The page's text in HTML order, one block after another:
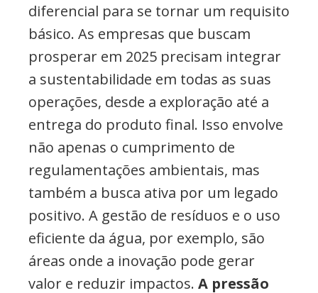
diferencial para se tornar um requisito
básico. As empresas que buscam
prosperar em 2025 precisam integrar
a sustentabilidade em todas as suas
operações, desde a exploração até a
entrega do produto final. Isso envolve
não apenas o cumprimento de
regulamentações ambientais, mas
também a busca ativa por um legado
positivo. A gestão de resíduos e o uso
eficiente da água, por exemplo, são
áreas onde a inovação pode gerar
valor e reduzir impactos. A pressão